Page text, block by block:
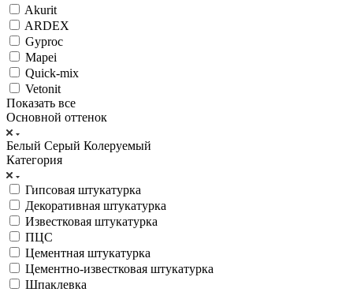
Akurit
ARDEX
Gyproc
Mapei
Quick-mix
Vetonit
Показать все
Основной оттенок
Белый Серый Колеруемый
Категория
Гипсовая штукатурка
Декоративная штукатурка
Известковая штукатурка
ПЦС
Цементная штукатурка
Цементно-известковая штукатурка
Шпаклевка